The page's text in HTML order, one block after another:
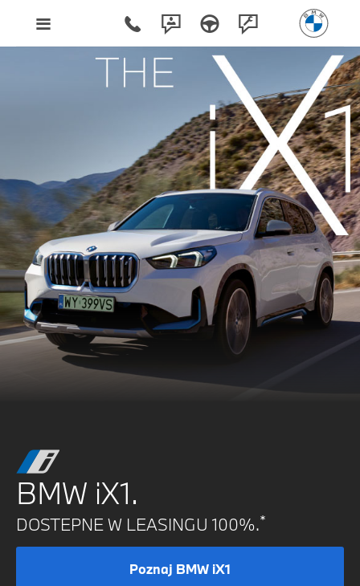
BMW iX1.
DOSTEPNE W LEASINGU 100%.*
Poznaj BMW iX1